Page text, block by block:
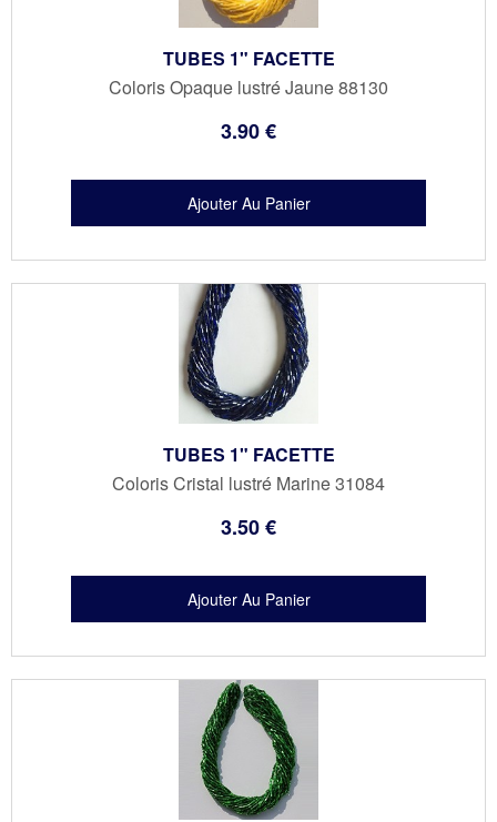
TUBES 1" FACETTE
Coloris Opaque lustré Jaune 88130
3.90€
TUBES 1" FACETTE
Coloris Cristal lustré Marine 31084
3.50€